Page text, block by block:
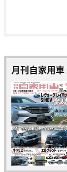
月刊自家用車